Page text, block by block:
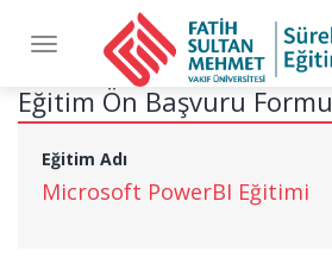
Toggle
navigation
Eğitim Ön Başvuru Formu
Eğitim Adı
Microsoft PowerBI Eğitimi